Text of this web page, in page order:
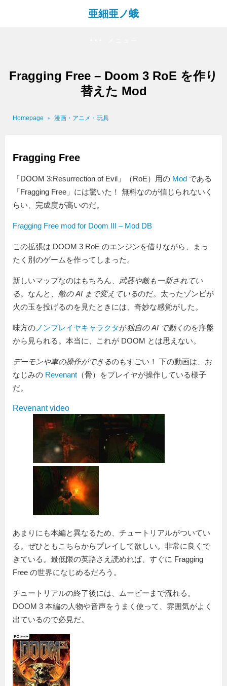
亜細亜ノ蛾
Fragging Free – Doom 3 RoE を作り
替えた Mod
Homepage 漫画・アニメ・玩具
Fragging Free
「DOOM 3:Resurrection of Evil」（RoE）用の Mod である
「Fragging Free」には驚いた！ 無料なのが信じられないく
らい、完成度が高いのだ。
Fragging Free mod for Doom III – Mod DB
この拡張は DOOM 3 RoE のエンジンを借りながら、まっ
たく別のゲームを作ってしまった。
新しいマップなのはもちろん、
武器や敵も一新されてい
る。なんと、 敵の AI まで変えているのだ。太ったゾンビが
火の玉を投げるのを見たときには、奇妙な感覚がした。
味方の ノンプレイヤキャラクタが独自の AI で動くのを序盤
から見られる。本当に、これが DOOM とは思えない。
デーモンや車の操作ができるのもすごい！ 下の動画は、お
なじみの Revenant （骨）をプレイヤが操作している様子
だ。
Revenant video
あまりにも本編と異なるため、チュートリアルがついてい
る。ぜひともこちらからプレイして欲しい。非常に良くで
きている。最低限の英語さえ読めれば、すぐに Fragging
Free の世界になじめるだろう。
チュートリアルの終了後には、ムービーまで流れる。
DOOM 3 本編の人物や音声をうまく使って、雰囲気がよく
出ているので必見だ。